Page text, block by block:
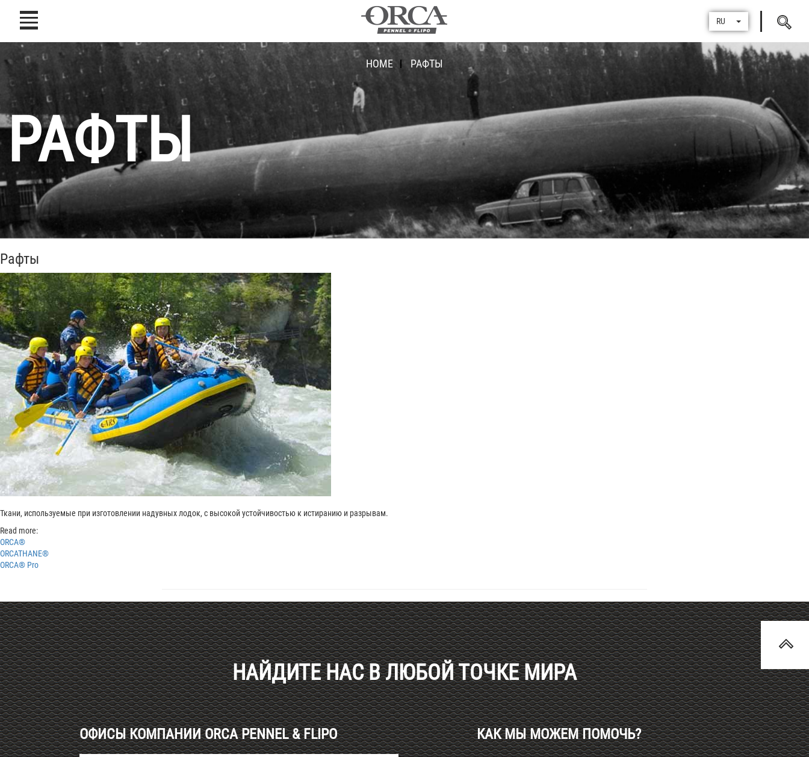
Поиск
RU
HOME РАФТЫ
РАФТЫ
Рафты
Ткани, используемые при изготовлении надувных лодок, с высокой устойчивостью к истиранию и разрывам.
Read more:
ORCA®
ORCATHANE®
ORCA® Pro
Haut de page
НАЙДИТЕ НАС В ЛЮБОЙ ТОЧКЕ МИРА
ОФИСЫ КОМПАНИИ ORCA PENNEL & FLIPO КАК МЫ МОЖЕМ ПОМОЧЬ?